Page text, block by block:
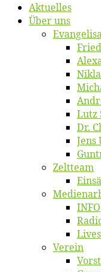
Ak­tu­el­les
Über uns
Lutz
Dr.
Zelt­team
INFO
Ver­ein